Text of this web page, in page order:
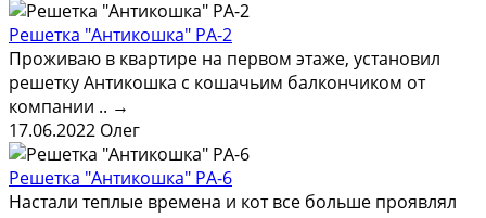
Решетка "Антикошка" РА-2
Проживаю в квартире на первом этаже, установил
решетку Антикошка с кошачьим балкончиком от
компании .. →
17.06.2022 Олег
Решетка "Антикошка" РА-6
Настали теплые времена и кот все больше проявлял